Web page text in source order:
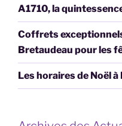
A1710, la
Coffrets
Bretaudeau pour les
Les horaires de Noël à